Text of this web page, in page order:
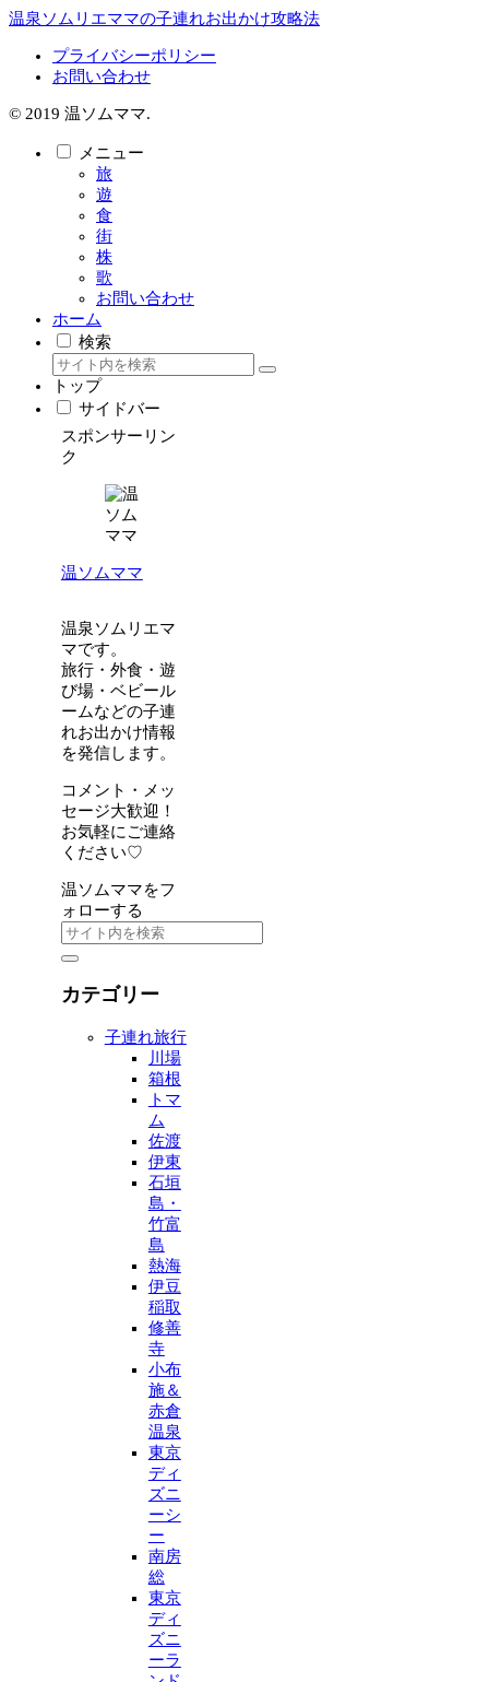
温泉ソムリエママの子連れお出かけ攻略法
プライバシーポリシー
お問い合わせ
© 2019 温ソムママ.
メニュー
旅
遊
食
街
株
歌
お問い合わせ
ホーム
検索
トップ
サイドバー
スポンサーリン
ク
温ソムママ
温泉ソムリエマ
マです。
旅行・外食・遊
び場・ベビール
ームなどの子連
れお出かけ情報
を発信します。
コメント・メッ
セージ大歓迎！
お気軽にご連絡
ください♡
温ソムママをフ
ォローする
カテゴリー
子連れ旅行
川場
箱根
トマ
ム
佐渡
伊東
石垣
島・
竹富
島
熱海
伊豆
稲取
修善
寺
小布
施＆
赤倉
温泉
東京
ディ
ズニ
ーシ
ー
南房
総
東京
ディ
ズニ
ーラ